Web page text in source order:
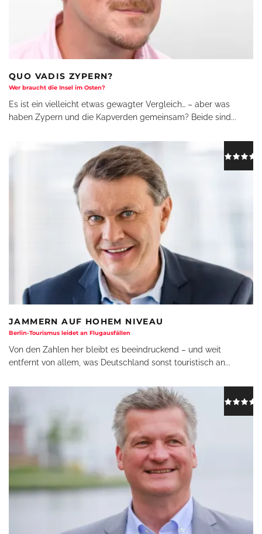
QUO VADIS ZYPERN?
Wer braucht die Insel im Osten?
Es ist ein vielleicht etwas gewagter Vergleich… – aber was
haben Zypern und die Kapverden gemeinsam? Beide sind...
JAMMERN AUF HOHEM NIVEAU
Berlin-Tourismus leidet an Flugausfällen
Von den Zahlen her bleibt es beeindruckend – und weit
entfernt von allem, was Deutschland sonst touristisch an...